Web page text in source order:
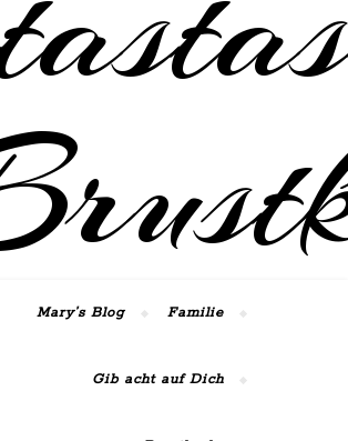
Mary’s Blog Familie
Gib acht auf Dich